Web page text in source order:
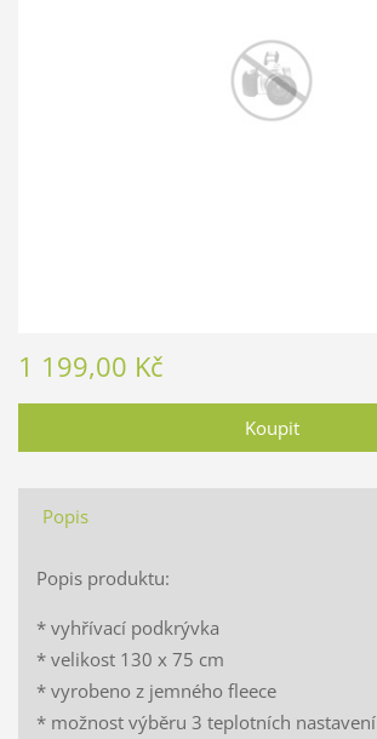
1 199,00 Kč
Popis
Popis produktu:
* vyhřívací podkrývka
* velikost 130 x 75 cm
* vyrobeno z jemného fleece
* možnost výběru 3 teplotních nastavení